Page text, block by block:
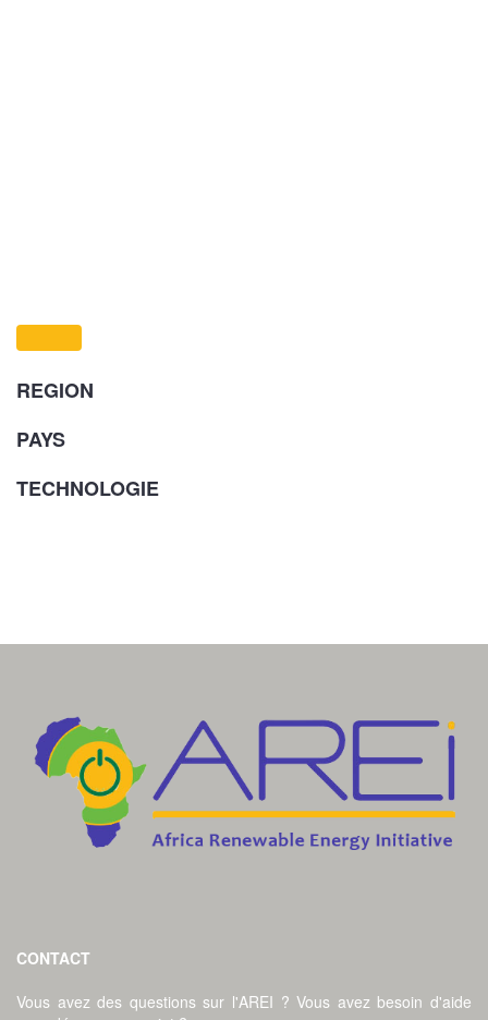
REGION
PAYS
TECHNOLOGIE
CONTACT
Vous avez des questions sur l'AREI ? Vous avez besoin d'aide